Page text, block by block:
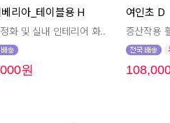
리아_테이블용 H
화 및 실내 인테리어 화..
원
여인초 D
증산작용